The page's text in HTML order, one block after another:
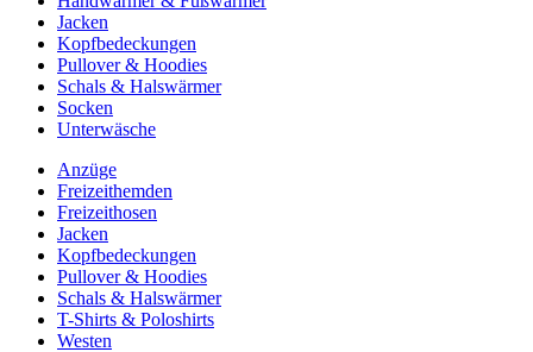
Jacken
Kopfbedeckungen
Pullover & Hoodies
Schals & Halswärmer
Socken
Unterwäsche
Anzüge
Freizeithemden
Freizeithosen
Jacken
Kopfbedeckungen
Pullover & Hoodies
Schals & Halswärmer
T-Shirts & Poloshirts
Westen